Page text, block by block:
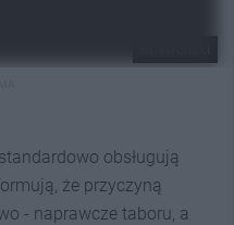
obsługują
że przyczyną
- naprawcze taboru, a